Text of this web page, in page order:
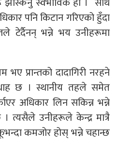
पनि किटान गरिएको हुँदा
टेर्दैनन् भन्ने भय उनीहरूमा
भए प्रान्तको दादागिरी नरहने
थाह छ । स्थानीय तहले समेत
अधिकार लिन सकिन्न भन्ने
। त्यसैले उनीहरूले केन्द्र मात्रै
कमजोर होस् भन्ने चहान्छ